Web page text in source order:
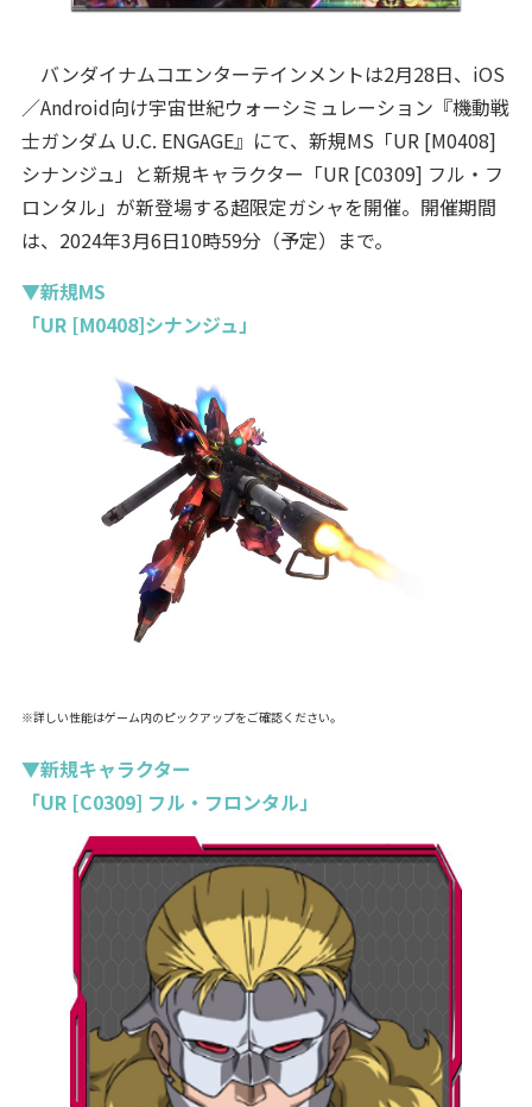
バンダイナムコエンターテインメントは2月28日、iOS
／Android向け宇宙世紀ウォーシミュレーション『機動戦
士ガンダム U.C. ENGAGE』にて、新規MS「UR [M0408]
シナンジュ」と新規キャラクター「UR [C0309] フル・フ
ロンタル」が新登場する超限定ガシャを開催。開催期間
は、2024年3月6日10時59分（予定）まで。
▼新規MS
「UR [M0408]シナンジュ」
※詳しい性能はゲーム内のピックアップをご確認ください。
▼新規キャラクター
「UR [C0309] フル・フロンタル」